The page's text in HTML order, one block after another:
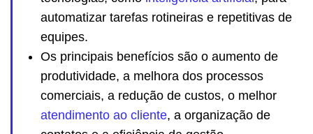
automatizar tarefas rotineiras e repetitivas de
equipes.
Os principais benefícios são o aumento de
produtividade, a melhora dos processos
comerciais, a redução de custos, o melhor
atendimento ao cliente, a organização de